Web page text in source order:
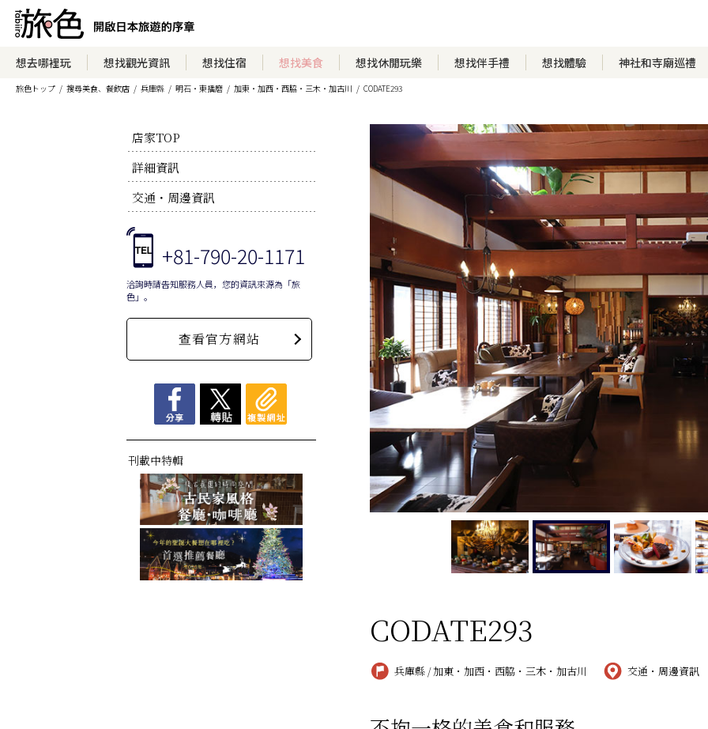
想去哪裡玩 想找觀光資訊 想找住宿 想找美食 想找休閒玩樂 想找伴手禮 想找體驗 神社和寺廟巡禮
旅色トップ 搜尋美食、餐飲店 兵庫縣 明石・東播磨 加東・加西・西脇・三木・加古川 CODATE293
店家TOP
詳細資訊
交通・周邊資訊
+81-790-20-1171
洽詢時請告知服務人員，您的資訊來源為「旅
色」。
查看官方網站
刊載中特輯
CODATE293
兵庫縣 / 加東・加西・西脇・三木・加古川 交通・周邊資訊